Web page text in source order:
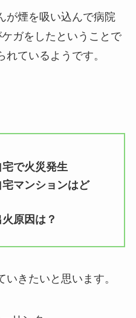
が煙を吸い込んで病院
ガをしたということで
ているようです。
で火災発生
マンションはど
原因は？
きたいと思います。